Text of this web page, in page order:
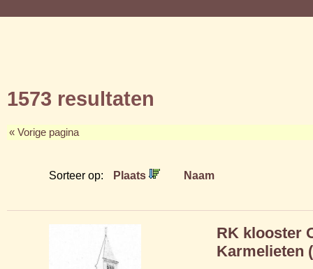
1573 resultaten
« Vorige pagina
Sorteer op: Plaats Naam
RK klooster
Karmelieten